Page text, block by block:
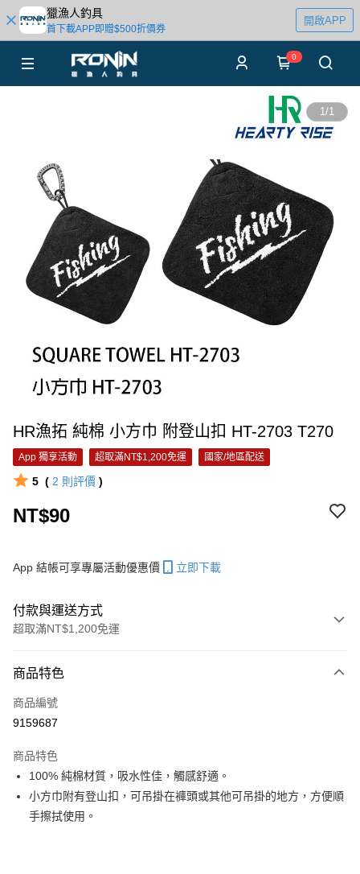
獵漁人釣具
首下載APP即贈$500折價券
開啟APP
0
1/1
HR漁拓 純棉 小方巾 附登山扣 HT-2703 T270
App 獨享活動 超取滿NT$1,200免運 國家/地區配送
5 ( 2 則評價 )
NT$90
App 結帳可享專屬活動優惠價 立即下載
付款與運送方式
超取滿NT$1,200免運
信用卡一次付款
信用卡分期付款
合作金庫商業銀行
華南商業銀行
彰化商業銀行
上海商業儲蓄銀行
台北富邦商業銀行
國泰世華商業銀行
超商取貨付款
Apple Pay
商品特色
商品編號
9159687
商品特色
100% 純棉材質，吸水性佳，觸感舒適。
小方巾附有登山扣，可吊掛在褲頭或其他可吊掛的地方，方便順
手擦拭使用。